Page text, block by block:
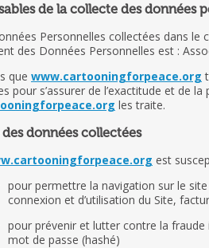
de la collecte des données
Personnelles collectées dans le
des Données Personnelles est :
que www.cartooningforpeace.org
pour s’assurer de l’exactitude et de
les traite.
données collectées
est
pour permettre la navigation sur le
connexion et d’utilisation du Site,
pour prévenir et lutter contre la
mot de passe (hashé)